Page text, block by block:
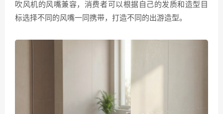
吹风机的风嘴兼容，消费者可以根据自己的发质和造型目
标选择不同的风嘴一同携带，打造不同的出游造型。